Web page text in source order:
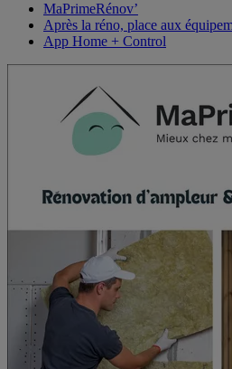
MaPrimeRénov’
Après la réno, place aux
App Home + Control